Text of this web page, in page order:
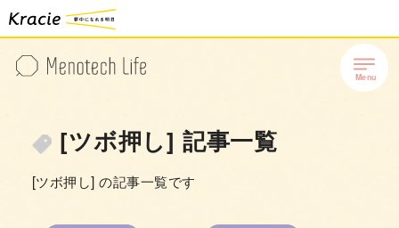
[ツボ押し] 記事一覧
[ツボ押し] の記事一覧です